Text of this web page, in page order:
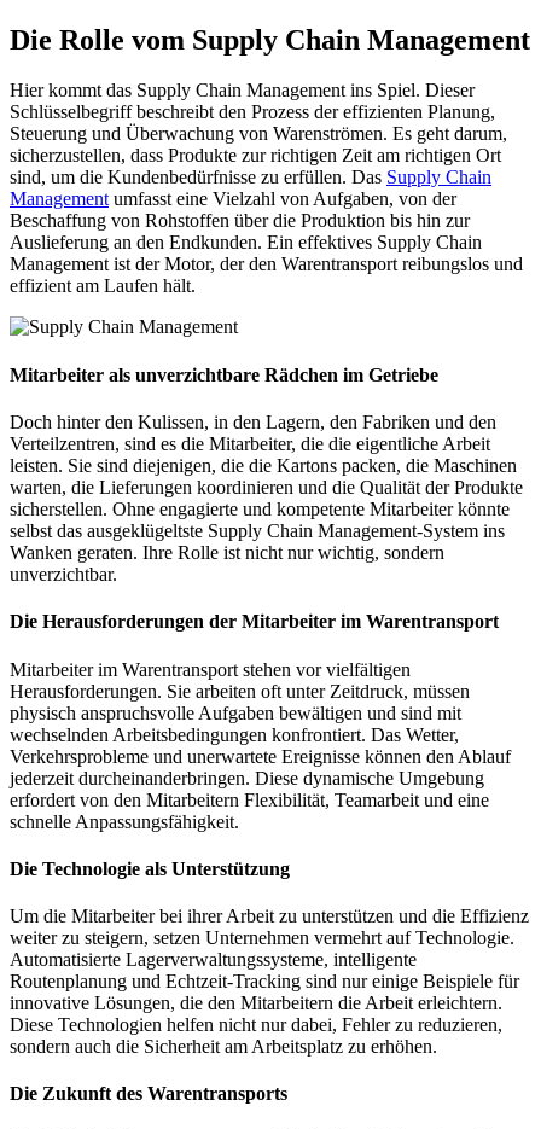
Die Rolle vom Supply Chain Management
Hier kommt das Supply Chain Management ins Spiel. Dieser
Schlüsselbegriff beschreibt den Prozess der effizienten Planung,
Steuerung und Überwachung von Warenströmen. Es geht darum,
sicherzustellen, dass Produkte zur richtigen Zeit am richtigen Ort
sind, um die Kundenbedürfnisse zu erfüllen. Das Supply Chain
Managementumfasst eine Vielzahl von Aufgaben, von der
Beschaffung von Rohstoffen über die Produktion bis hin zur
Auslieferung an den Endkunden. Ein effektives Supply Chain
Management ist der Motor, der den Warentransport reibungslos und
effizient am Laufen hält.
Mitarbeiter als unverzichtbare Rädchen im Getriebe
Doch hinter den Kulissen, in den Lagern, den Fabriken und den
Verteilzentren, sind es die Mitarbeiter, die die eigentliche Arbeit
leisten. Sie sind diejenigen, die die Kartons packen, die Maschinen
warten, die Lieferungen koordinieren und die Qualität der Produkte
sicherstellen. Ohne engagierte und kompetente Mitarbeiter könnte
selbst das ausgeklügeltste Supply Chain Management-System ins
Wanken geraten. Ihre Rolle ist nicht nur wichtig, sondern
unverzichtbar.
Die Herausforderungen der Mitarbeiter im Warentransport
Mitarbeiter im Warentransport stehen vor vielfältigen
Herausforderungen. Sie arbeiten oft unter Zeitdruck, müssen
physisch anspruchsvolle Aufgaben bewältigen und sind mit
wechselnden Arbeitsbedingungen konfrontiert. Das Wetter,
Verkehrsprobleme und unerwartete Ereignisse können den Ablauf
jederzeit durcheinanderbringen. Diese dynamische Umgebung
erfordert von den Mitarbeitern Flexibilität, Teamarbeit und eine
schnelle Anpassungsfähigkeit.
Die Technologie als Unterstützung
Um die Mitarbeiter bei ihrer Arbeit zu unterstützen und die Effizienz
weiter zu steigern, setzen Unternehmen vermehrt auf Technologie.
Automatisierte Lagerverwaltungssysteme, intelligente
Routenplanung und Echtzeit-Tracking sind nur einige Beispiele für
innovative Lösungen, die den Mitarbeitern die Arbeit erleichtern.
Diese Technologien helfen nicht nur dabei, Fehler zu reduzieren,
sondern auch die Sicherheit am Arbeitsplatz zu erhöhen.
Die Zukunft des Warentransports